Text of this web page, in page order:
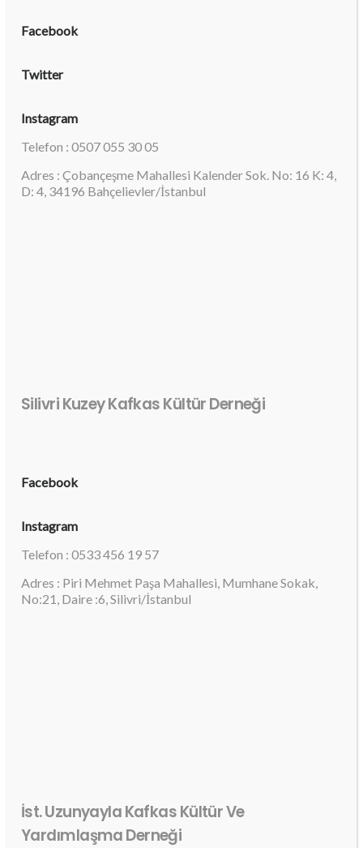
Facebook
Twitter
Instagram
Telefon : 0507 055 30 05
Adres : Çobançeşme Mahallesi Kalender Sok. No: 16 K: 4,
D: 4, 34196 Bahçelievler/İstanbul
Silivri Kuzey Kafkas Kültür Derneği
Facebook
Instagram
Telefon : 0533 456 19 57
Adres : Piri Mehmet Paşa Mahallesi, Mumhane Sokak,
No:21, Daire :6, Silivri/İstanbul
İst. Uzunyayla Kafkas Kültür Ve
Yardımlaşma Derneği